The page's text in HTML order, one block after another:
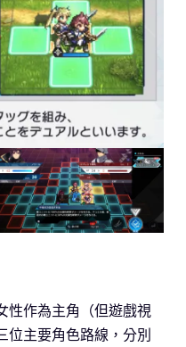
性作為主角（但遊戲視
位主要角色路線，分別